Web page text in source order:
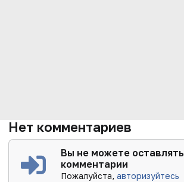
Нет комментариев
Вы не можете оставлять
комментарии
Пожалуйста,авторизуйтесь